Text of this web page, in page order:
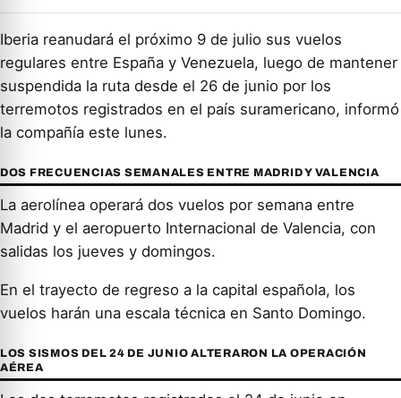
Iberia reanudará el próximo 9 de julio sus vuelos
regulares entre España y Venezuela, luego de mantener
suspendida la ruta desde el 26 de junio por los
terremotos registrados en el país suramericano, informó
la compañía este lunes.
DOS FRECUENCIAS SEMANALES ENTRE MADRID Y VALENCIA
La aerolínea operará dos vuelos por semana entre
Madrid y el aeropuerto Internacional de Valencia, con
salidas los jueves y domingos.
En el trayecto de regreso a la capital española, los
vuelos harán una escala técnica en Santo Domingo.
LOS SISMOS DEL 24 DE JUNIO ALTERARON LA OPERACIÓN
AÉREA